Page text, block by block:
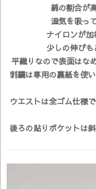
綿の割合が
湿気を吸っ
ナイロンが
少しの伸び
平織りなので表面はな
刺繍は専用の裏紙を使
ウエストは全ゴム仕様
後ろの貼りポケットは